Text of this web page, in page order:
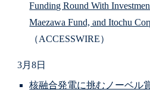
Funding Round With
Maezawa Fund, and Itochu
（ACCESSWIRE）
3月8日
核融合発電に挑むノーベ